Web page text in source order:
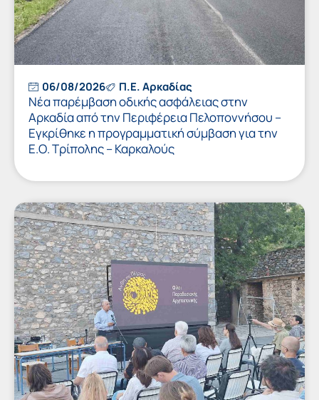
06/08/2026 Π.Ε. Αρκαδίας
Νέα παρέμβαση οδικής ασφάλειας στην
Αρκαδία από την Περιφέρεια Πελοποννήσου –
Εγκρίθηκε η προγραμματική σύμβαση για την
Ε.Ο. Τρίπολης – Καρκαλούς